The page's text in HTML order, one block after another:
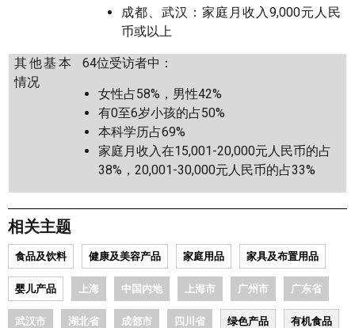
成都、武汉：家庭月收入9,000元人民
币或以上
其他基本
情况
64位受访者中：
女性占58%，男性42%
有0至6岁小孩的占50%
本科学历占69%
家庭月收入在15,001-20,000元人民币的占
38%，20,001-30,000元人民币的占33%
相关主题
食品及饮料 健康及美容产品 家庭用品 家具及布置用品
婴儿产品 上海 中国内地 上海市 广州市 广东省
武汉市 湖北省 成都市 四川省 绿色产品 有机食品